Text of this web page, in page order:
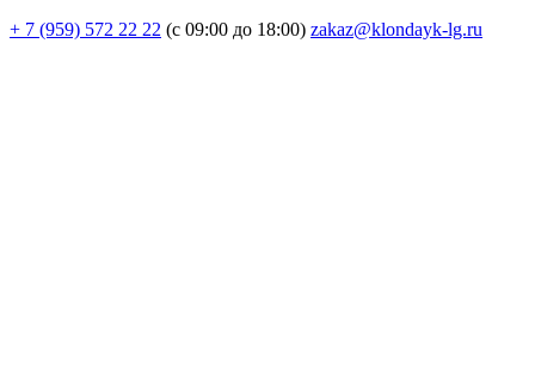
+ 7 (959) 572 22 22 (с 09:00 до 18:00) zakaz@klondayk-lg.ru